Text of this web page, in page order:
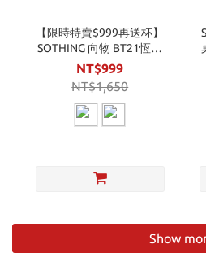
【限時特賣$999再送杯】
SOTHING 向物 BT21恆溫
暖杯墊 - 疊疊樂 (送BT21玻
璃馬克杯套組)
NT$999
NT$1,650
Show